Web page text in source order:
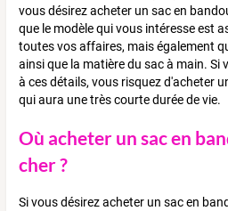
vous désirez acheter un sac en
que le modèle qui vous intéresse est
toutes vos affaires, mais également
ainsi que la matière du sac à main.
à ces détails, vous risquez d'acheter
qui aura une très courte durée de vie.
Où acheter un sac en
cher ?
Si vous désirez acheter un sac en